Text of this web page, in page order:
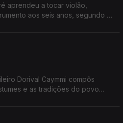
aprendeu a tocar violão,
aos seis anos, segundo a
Dorival Caymmi compôs
e as tradições do povo